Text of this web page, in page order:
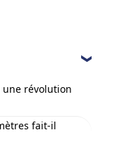
révolution
fait-il